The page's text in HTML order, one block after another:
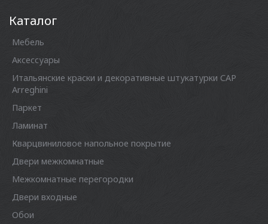
Каталог
Мебель
Аксессуары
Итальянские краски и декоративные штукатурки CAP
Arreghini
Паркет
Ламинат
Кварцвиниловое напольное покрытие
Двери межкомнатные
Межкомнатные перегородки
Двери входные
Обои